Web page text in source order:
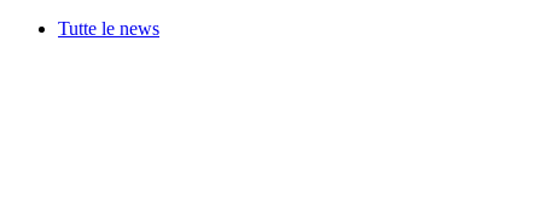
Tutte le news